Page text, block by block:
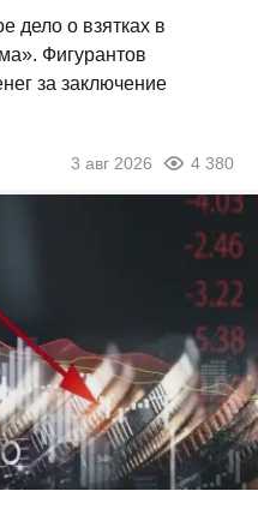
дело о взятках в
Фигурантов
за заключение
3 авг 2026 4 380